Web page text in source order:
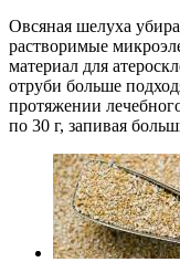
Овсяная шелуха
растворимые
материал для
отруби больше
протяжении
по 30 г, запивая